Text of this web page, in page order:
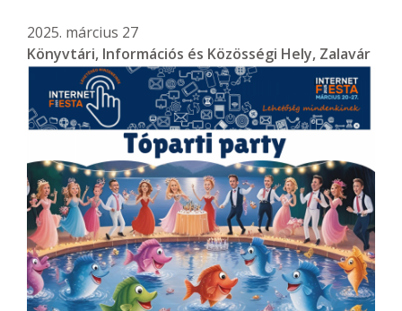
2025. március 27
Könyvtári, Információs és Közösségi Hely, Zalavár